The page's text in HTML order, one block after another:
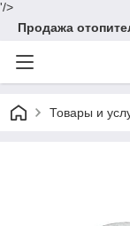
'/>
Продажа
Товары и